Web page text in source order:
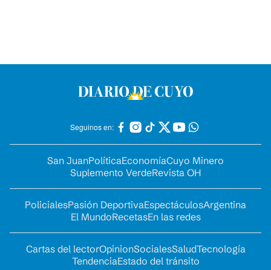
Seguinos en:
San JuanPolíticaEconomíaCuyo Minero
Suplemento VerdeRevista OH
PolicialesPasión DeportivaEspectáculosArgentina
El MundoRecetasEn las redes
Cartas del lectorOpinionSocialesSaludTecnología
TendenciaEstado del tránsito